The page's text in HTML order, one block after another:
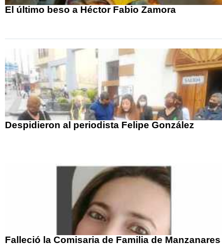
El último beso a Héctor Fabio Zamora
Despidieron al periodista Felipe González
Falleció la Comisaria de Familia de Manzanares